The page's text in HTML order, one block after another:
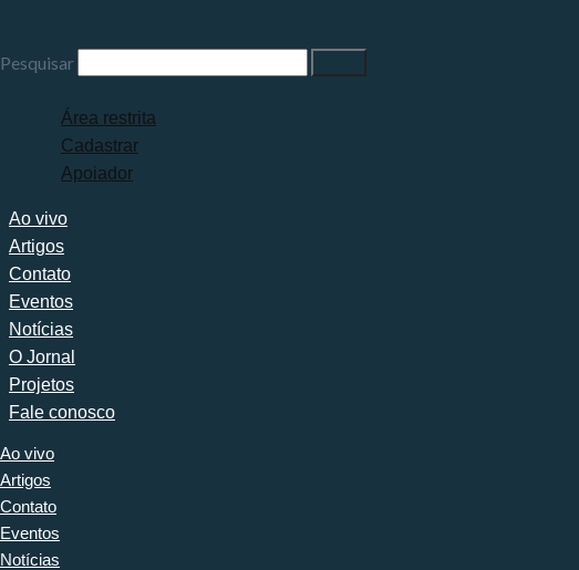
Pesquisar
Área restrita
Cadastrar
Apoiador
Ao vivo
Artigos
Contato
Eventos
Notícias
O Jornal
Projetos
Fale conosco
Ao vivo
Artigos
Contato
Eventos
Notícias